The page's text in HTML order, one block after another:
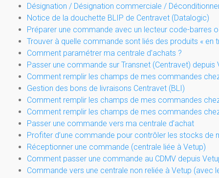
Désignation / Désignation commerciale /
Notice de la douchette BLIP de Centravet (Datalogic)
Préparer une commande avec un lecteur code-barres
Trouver à quelle commande sont liés des produits « en
Comment paramétrer ma centrale d’achats ?
Passer une commande sur Transnet (Centravet) depuis
Comment remplir les champs de mes commandes
Gestion des bons de livraisons Centravet (BLI)
Comment remplir les champs de mes commandes
Comment remplir les champs de mes commandes
Passer une commande vers ma centrale d’achat
Profiter d’une commande pour contrôler les stocks de
Réceptionner une commande (centrale liée à Vetup)
Comment passer une commande au CDMV depuis
Commande vers une centrale non reliée à Vetup (avec